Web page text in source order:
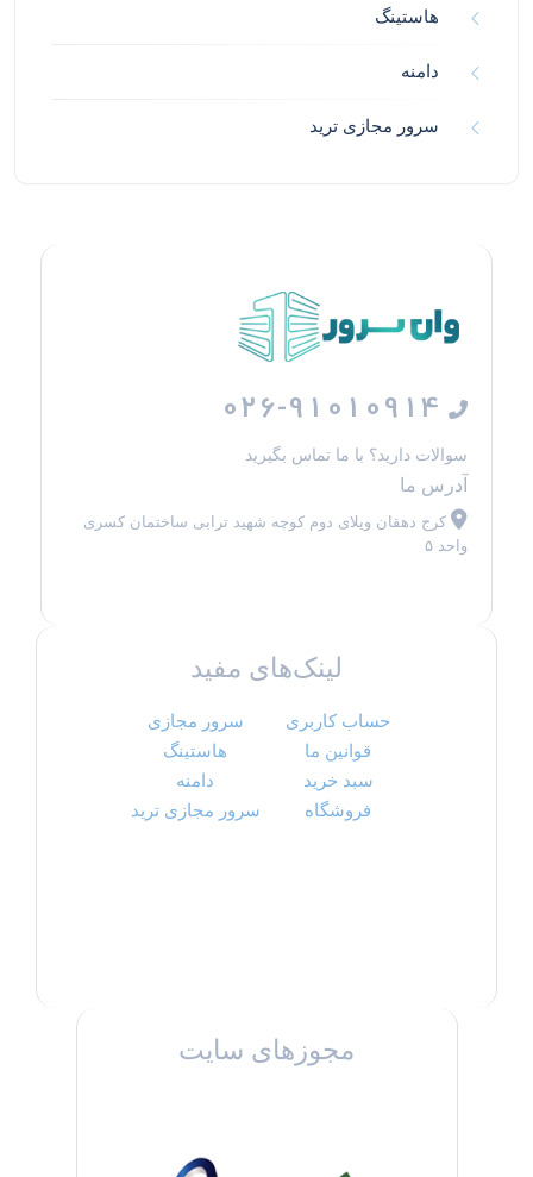
هاستینگ
دامنه
سرور مجازی ترید
026-91010914
سوالات دارید؟ با ما تماس بگیرید
آدرس ما
کرج دهقان ویلای دوم کوچه شهید ترابی ساختمان کسری
واحد ۵
لینک‌های مفید
حساب کاربری
قوانین ما
سبد خرید
فروشگاه
سرور مجازی
هاستینگ
دامنه
سرور مجازی ترید
مجوزهای سایت